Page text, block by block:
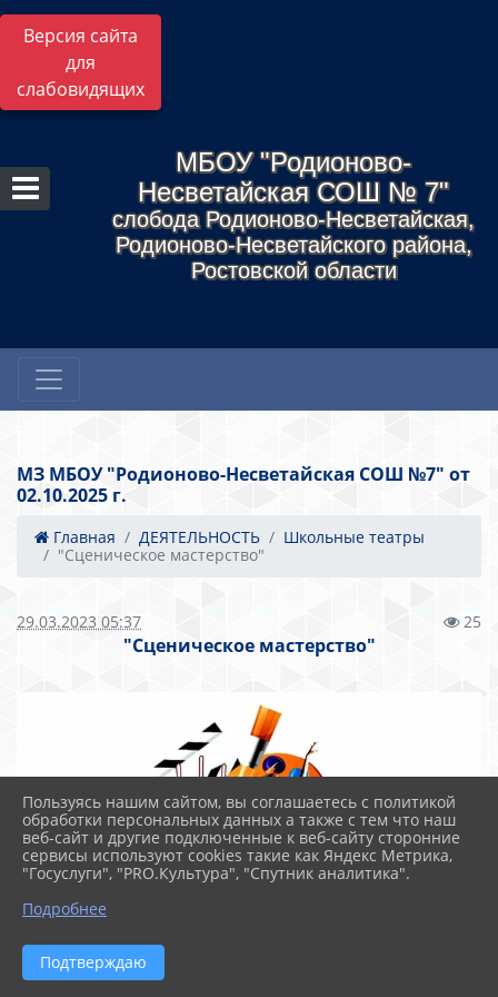
Версия сайта
для
слабовидящих
МБОУ "Родионово-
Несветайская СОШ № 7"
слобода Родионово-Несветайская,
Родионово-Несветайского района,
Ростовской области
МЗ МБОУ "Родионово-Несветайская СОШ №7" от
02.10.2025 г.
Главная ДЕЯТЕЛЬНОСТЬ
Школьные театры
"Сценическое мастерство"
29.03.2023 05:37 25
"Сценическое мастерство"
Пользуясь нашим сайтом, вы соглашаетесь с политикой
обработки персональных данных а также с тем что наш
веб-сайт и другие подключенные к веб-сайту сторонние
сервисы используют cookies такие как Яндекс Метрика,
"Госуслуги", "PRO.Культура", "Спутник аналитика".
Подробнее
Подтверждаю